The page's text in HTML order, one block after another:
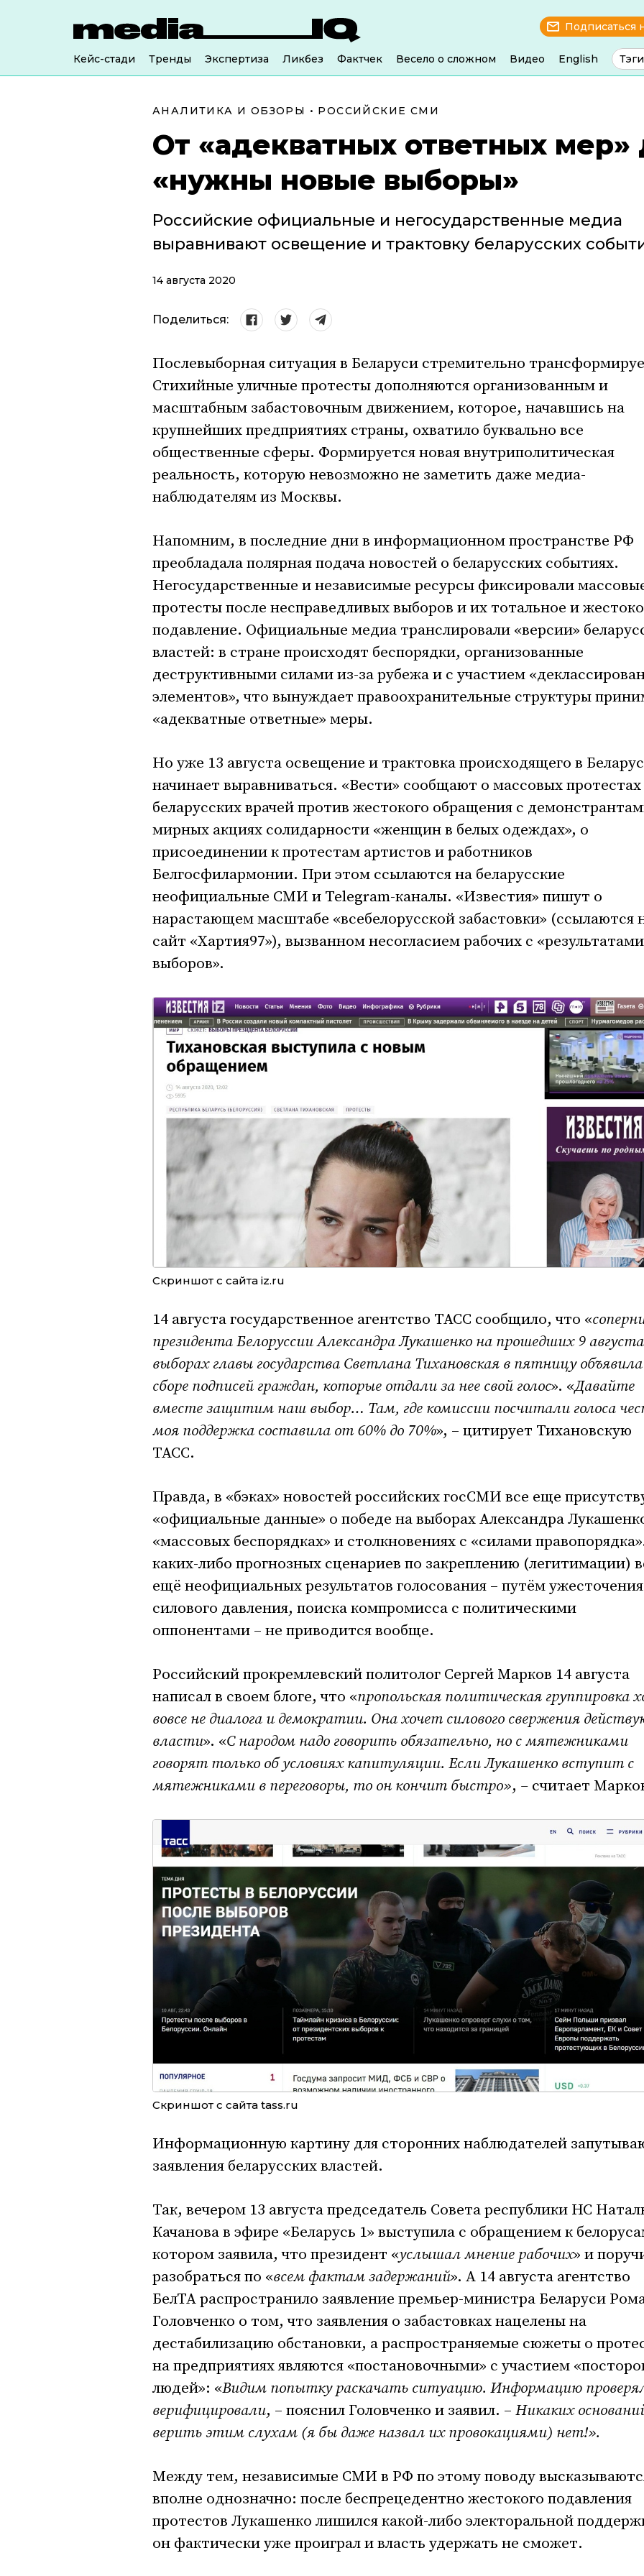
Подписаться
Кейс-стади Тренды Экспертиза Ликбез Фактчек Весело о сложном Видео English Тэги
АНАЛИТИКА И ОБЗОРЫ • РОССИЙСКИЕ СМИ
От «адекватных ответных мер»
«нужны новые выборы»
Российские официальные и негосударственные медиа
выравнивают освещение и трактовку беларусских
14 августа 2020
Поделиться:
Послевыборная ситуация в Беларуси стремительно
Стихийные уличные протесты дополняются организованным и
масштабным забастовочным движением, которое, начавшись на
крупнейших предприятиях страны, охватило буквально все
общественные сферы. Формируется новая внутриполитическая
реальность, которую невозможно не заметить даже медиа-
наблюдателям из Москвы.
Напомним, в последние дни в информационном пространстве РФ
преобладала полярная подача новостей о беларусских событиях.
Негосударственные и независимые ресурсы фиксировали
протесты после несправедливых выборов и их тотальное и
подавление. Официальные медиа транслировали «версии»
властей: в стране происходят беспорядки, организованные
деструктивными силами из-за рубежа и с участием
элементов», что вынуждает правоохранительные структуры
«адекватные ответные» меры.
Но уже 13 августа освещение и трактовка происходящего в
начинает выравниваться. «Вести» сообщают о массовых протестах
беларусских врачей против жестокого обращения с
мирных акциях солидарности «женщин в белых одеждах», о
присоединении к протестам артистов и работников
Белгосфилармонии. При этом ссылаются на беларусские
неофициальные СМИ и Telegram-каналы. «Известия» пишут о
нарастающем масштабе «всебелорусской забастовки» (ссылаются
сайт «Хартия97»), вызванном несогласием рабочих с «результатами
выборов».
Скриншот с сайта iz.ru
14 августа государственное агентство ТАСС сообщило, что «с
президента Белоруссии Александра Лукашенко на прошедших 9 августа
выборах главы государства Светлана Тихановская в пятницу
сборе подписей граждан, которые отдали за нее свой голос». «Давайте
вместе защитим наш выбор… Там, где комиссии посчитали голоса
моя поддержка составила от 60% до 70%», – цитирует Тихановскую
ТАСС.
Правда, в «бэках» новостей российских госСМИ все еще
«официальные данные» о победе на выборах Александра
«массовых беспорядках» и столкновениях с «силами
каких-либо прогнозных сценариев по закреплению (легитимации)
ещё неофициальных результатов голосования – путём ужесточения
силового давления, поиска компромисса с политическими
оппонентами – не приводится вообще.
Российский прокремлевский политолог Сергей Марков 14 августа
написал в своем блоге, что «пропольская политическая группировка
вовсе не диалога и демократии. Она хочет силового свержения
власти». «С народом надо говорить обязательно, но с мятежниками
говорят только об условиях капитуляции. Если Лукашенко вступит с
мятежниками в переговоры, то он кончит быстро», – считает
Скриншот с сайта tass.ru
Информационную картину для сторонних наблюдателей
заявления беларусских властей.
Так, вечером 13 августа председатель Совета республики НС
Качанова в эфире «Беларусь 1» выступила с обращением к
котором заявила, что президент «услышал мнение рабочих» и
разобраться по «всем фактам задержаний». А 14 августа агентство
БелТА распространило заявление премьер-министра Беларуси
Головченко о том, что заявления о забастовках нацелены на
дестабилизацию обстановки, а распространяемые сюжеты о
на предприятиях являются «постановочными» с участием
людей»: «Видим попытку раскачать ситуацию. Информацию
верифицировали, – пояснил Головченко и заявил. – Никаких
верить этим слухам (я бы даже назвал их провокациями) нет!».
Между тем, независимые СМИ в РФ по этому поводу
вполне однозначно: после беспрецедентно жестокого подавления
протестов Лукашенко лишился какой-либо электоральной
он фактически уже проиграл и власть удержать не сможет.